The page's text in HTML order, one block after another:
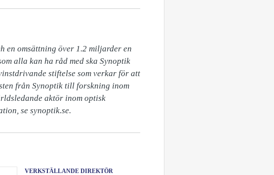
en omsättning över 1.2 miljarder en
alla kan ha råd med ska Synoptik
stiftelse som verkar för att
från Synoptik till forskning inom
aktör inom optisk
se synoptik.se.
VERKSTÄLLANDE DIREKTÖR